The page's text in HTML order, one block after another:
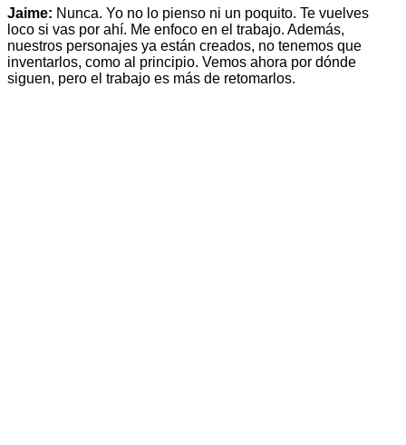
Jaime: Nunca. Yo no lo pienso ni un poquito. Te vuelves
loco si vas por ahí. Me enfoco en el trabajo. Además,
nuestros personajes ya están creados, no tenemos que
inventarlos, como al principio. Vemos ahora por dónde
siguen, pero el trabajo es más de retomarlos.